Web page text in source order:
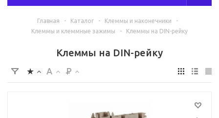
Главная - Каталог - Клеммы и наконечники
-
Клеммы и клеммные зажимы
- Клеммы на DIN-рейку
Клеммы на DIN-рейку